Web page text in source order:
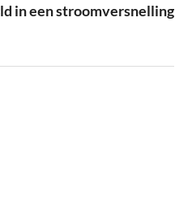
in een stroomversnelling